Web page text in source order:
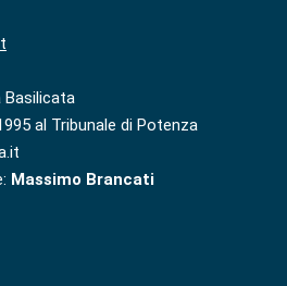
Basilicata
al Tribunale di Potenza
Massimo Brancati